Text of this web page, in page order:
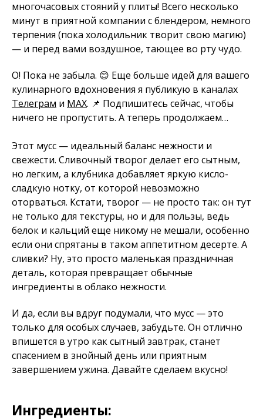
многочасовых стояний у плиты! Всего несколько
минут в приятной компании с блендером, немного
терпения (пока холодильник творит свою магию)
— и перед вами воздушное, тающее во рту чудо.
О! Пока не забыла. 😊 Еще больше идей для вашего
кулинарного вдохновения я публикую в каналах
Телеграм и MAX. 📌 Подпишитесь сейчас, чтобы
ничего не пропустить. А теперь продолжаем…
Этот мусс — идеальный баланс нежности и
свежести. Сливочный творог делает его сытным,
но легким, а клубника добавляет яркую кисло-
сладкую нотку, от которой невозможно
оторваться. Кстати, творог — не просто так: он тут
не только для текстуры, но и для пользы, ведь
белок и кальций еще никому не мешали, особенно
если они спрятаны в таком аппетитном десерте. А
сливки? Ну, это просто маленькая праздничная
деталь, которая превращает обычные
ингредиенты в облако нежности.
И да, если вы вдруг подумали, что мусс — это
только для особых случаев, забудьте. Он отлично
впишется в утро как сытный завтрак, станет
спасением в знойный день или приятным
завершением ужина. Давайте сделаем вкусно!
Ингредиенты: